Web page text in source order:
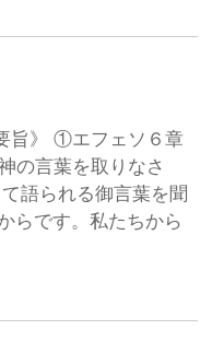
旨》 ①エフェソ６章
の言葉を取りなさ
語られる御言葉を聞
らです。私たちから